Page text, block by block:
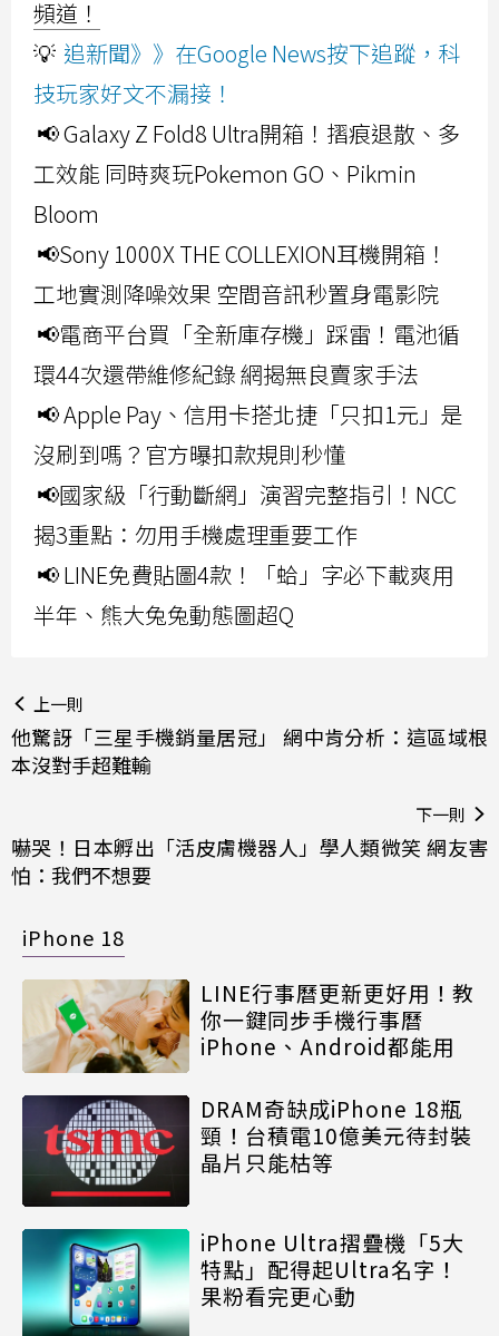
頻道！
💡 追新聞》》在Google News按下追蹤，科
技玩家好文不漏接！
📢 Galaxy Z Fold8 Ultra開箱！摺痕退散、多
工效能 同時爽玩Pokemon GO、Pikmin
Bloom
📢Sony 1000X THE COLLEXION耳機開箱！
工地實測降噪效果 空間音訊秒置身電影院
📢電商平台買「全新庫存機」踩雷！電池循
環44次還帶維修紀錄 網揭無良賣家手法
📢 Apple Pay、信用卡搭北捷「只扣1元」是
沒刷到嗎？官方曝扣款規則秒懂
📢國家級「行動斷網」演習完整指引！NCC
揭3重點：勿用手機處理重要工作
📢 LINE免費貼圖4款！「蛤」字必下載爽用
半年、熊大兔兔動態圖超Q
上一則
他驚訝「三星手機銷量居冠」 網中肯分析：這區域根
本沒對手超難輸
下一則
嚇哭！日本孵出「活皮膚機器人」學人類微笑 網友害
怕：我們不想要
iPhone 18
LINE行事曆更新更好用！教
你一鍵同步手機行事曆
iPhone、Android都能用
DRAM奇缺成iPhone 18瓶
頸！台積電10億美元待封裝
晶片只能枯等
iPhone Ultra摺疊機「5大
特點」配得起Ultra名字！
果粉看完更心動